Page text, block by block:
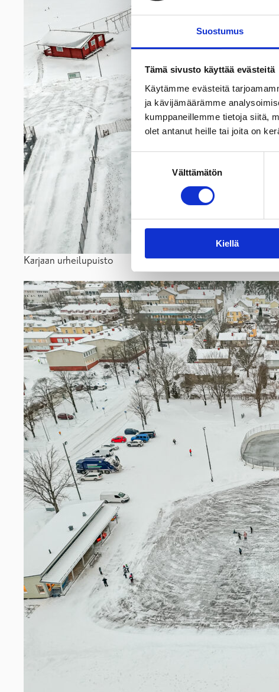
Suostumus
Tämä sivusto käyttää evästeitä
Käytämme evästeitä
ja kävijämäärämme
kumppaneillemme tietoja siitä,
olet antanut heille tai joita on
Välttämätön
Kiellä
Karjaan urheilupuisto